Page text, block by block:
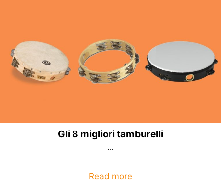
Gli 8 migliori tamburelli
…
Read more